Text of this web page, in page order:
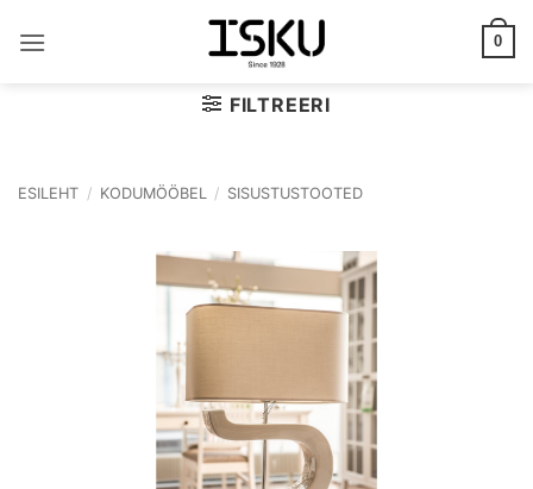
0
FILTREERI
ESILEHT / KODUMÖÖBEL / SISUSTUSTOOTED